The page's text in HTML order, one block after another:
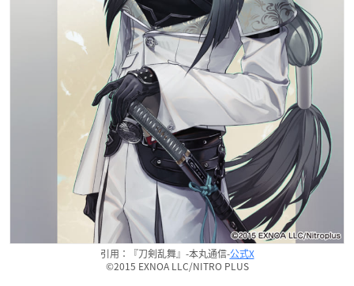
引用：『刀剣乱舞』-本丸通信-公式X
©2015 EXNOA LLC/NITRO PLUS